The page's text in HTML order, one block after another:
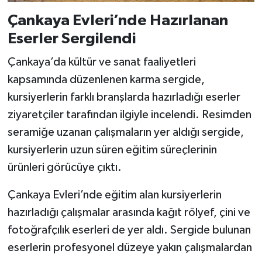
Çankaya Evleri’nde Hazırlanan
Eserler Sergilendi
Çankaya’da kültür ve sanat faaliyetleri
kapsamında düzenlenen karma sergide,
kursiyerlerin farklı branşlarda hazırladığı eserler
ziyaretçiler tarafından ilgiyle incelendi. Resimden
seramiğe uzanan çalışmaların yer aldığı sergide,
kursiyerlerin uzun süren eğitim süreçlerinin
ürünleri görücüye çıktı.
Çankaya Evleri’nde eğitim alan kursiyerlerin
hazırladığı çalışmalar arasında kağıt rölyef, çini ve
fotoğrafçılık eserleri de yer aldı. Sergide bulunan
eserlerin profesyonel düzeye yakın çalışmalardan